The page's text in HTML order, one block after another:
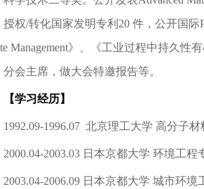
授权/转化国家发明专利20 件，公开国
Management》、《工业过程中持久
分会主席，做大会特邀报告等。
【学习经历】
1992.09-1996.07 北京理工大学 高分子
2000.04-2003.03 日本京都大学 环境工程
2003.04-2006.09 日本京都大学 城市环